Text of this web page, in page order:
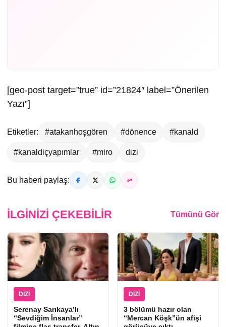
[geo-post target=”true” id=”21824″ label=”Önerilen
Yazı”]
Etiketler: #atakanhoşgören #dönence #kanald
#kanaldiçyapımlar #miro dizi
Bu haberi paylaş:
İLGINIZI ÇEKEBILIR Tümünü Gör
DIZI
Serenay Sarıkaya’lı
“Sevdiğim İnsanlar”
DIZI
3 bölümü hazır olan
“Mercan Köşk”ün afişi